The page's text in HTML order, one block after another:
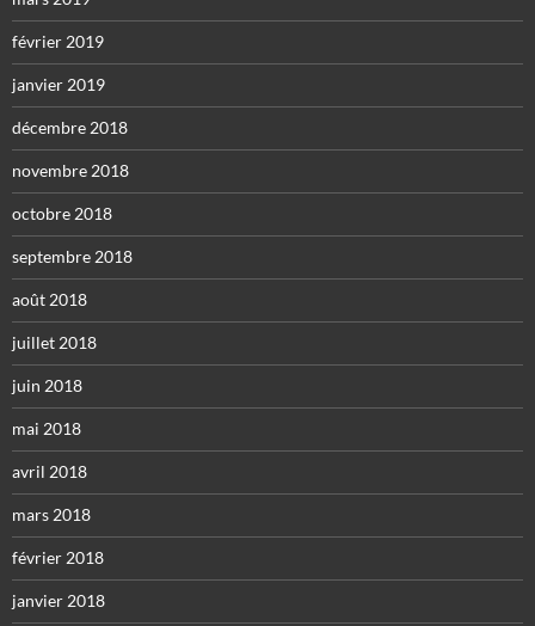
février 2019
janvier 2019
décembre 2018
novembre 2018
octobre 2018
septembre 2018
août 2018
juillet 2018
juin 2018
mai 2018
avril 2018
mars 2018
février 2018
janvier 2018